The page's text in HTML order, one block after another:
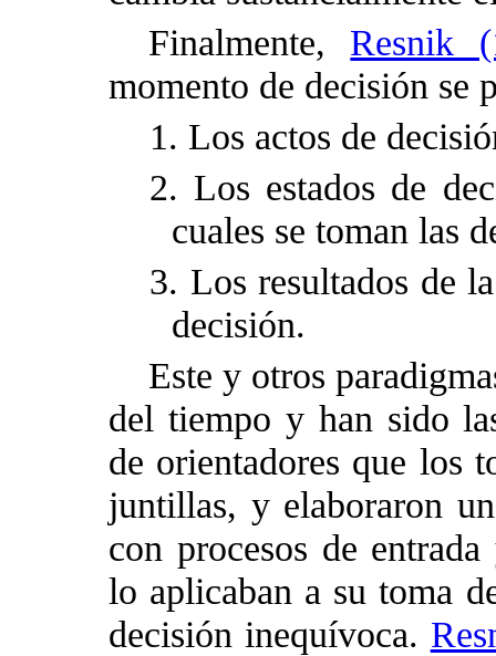
Finalmente, Resnik
momento de decisión se
1. Los actos de
2. Los estados de
cuales se toman las
3. Los resultados de
decisión.
Este y otros
del tiempo y han sido
de orientadores que los
juntillas, y elaboraron
con procesos de
lo aplicaban a su toma
decisión inequívoca.